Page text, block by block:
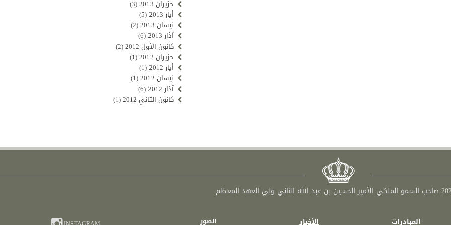
حزيران 2013
(3)
أيار 2013
(5)
نيسان 2013
(2)
آذار 2013
(6)
كانون الأول 2012
(2)
حزيران 2012
(1)
أيار 2012
(1)
نيسان 2012
(1)
آذار 2012
(6)
كانون الثاني 2012
(1)
المبادرات الأخبار الصور